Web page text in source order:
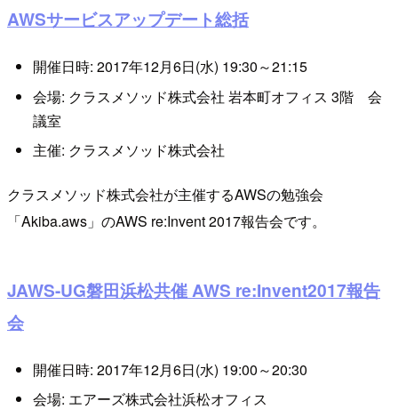
AWSサービスアップデート総括
開催日時: 2017年12月6日(水) 19:30～21:15
会場: クラスメソッド株式会社 岩本町オフィス 3階 会
議室
主催: クラスメソッド株式会社
クラスメソッド株式会社が主催するAWSの勉強会
「Akiba.aws」のAWS re:Invent 2017報告会です。
JAWS-UG磐田浜松共催 AWS re:Invent2017報告
会
開催日時: 2017年12月6日(水) 19:00～20:30
会場: エアーズ株式会社浜松オフィス